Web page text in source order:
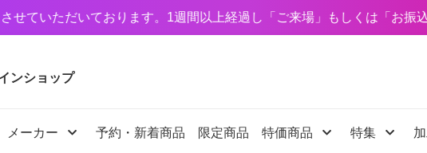
。1週間以上経過し「ご来場」もしくは「お振込み」が無いご注
ンショップ
メーカー 予約・新着商品 限定商品 特価商品 特集